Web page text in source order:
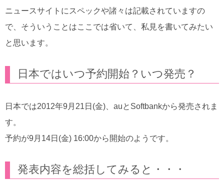
ニュースサイトにスペックや諸々は記載されていますの
で、そういうことはここでは省いて、私見を書いてみたい
と思います。
日本ではいつ予約開始？いつ発売？
日本では2012年9月21日(金)、auとSoftbankから発売されま
す。
予約が9月14日(金) 16:00から開始のようです。
発表内容を総括してみると・・・